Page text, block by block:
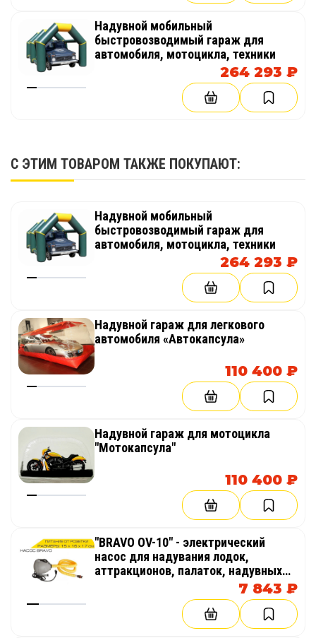
Надувной мобильный
быстровозводимый гараж для
автомобиля, мотоцикла, техники
264 293 ₽
С ЭТИМ ТОВАРОМ ТАКЖЕ ПОКУПАЮТ:
Надувной мобильный
быстровозводимый гараж для
автомобиля, мотоцикла, техники
264 293 ₽
Надувной гараж для легкового
автомобиля «Автокапсула»
110 400 ₽
Надувной гараж для мотоцикла
"Мотокапсула"
110 400 ₽
"BRAVO OV-10" - электрический
насос для надувания лодок,
аттракционов, палаток, надувных
7 843 ₽